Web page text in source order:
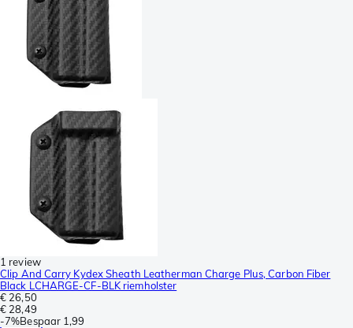
1 review
Clip And Carry Kydex Sheath Leatherman Charge Plus, Carbon Fiber
Black LCHARGE-CF-BLK riemholster
€ 26,50
€ 28,49
-7%Bespaar 1,99